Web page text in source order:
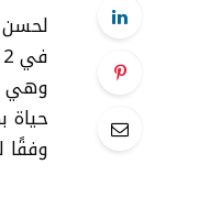
لحسن
وهي
حياة
وفقًا